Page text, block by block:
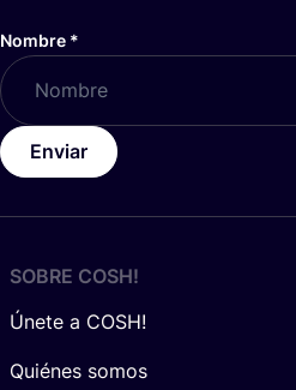
Nombre *
Enviar
SOBRE COSH!
Únete a COSH!
Quiénes somos